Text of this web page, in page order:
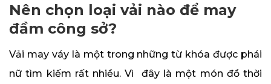
Nên chọn loại vải nào để may
đầm công sở?
Vải may váy là một trong những từ khóa được phái
nữ tìm kiếm rất nhiều. Vì đây là một món đồ thời